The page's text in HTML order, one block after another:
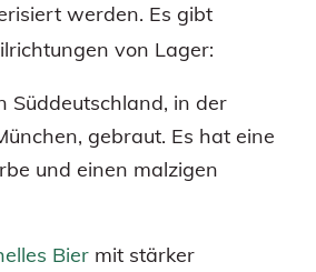
werden. Es gibt
von Lager:
Süddeutschland, in der
gebraut. Es hat eine
und einen malzigen
Bier mit stärker